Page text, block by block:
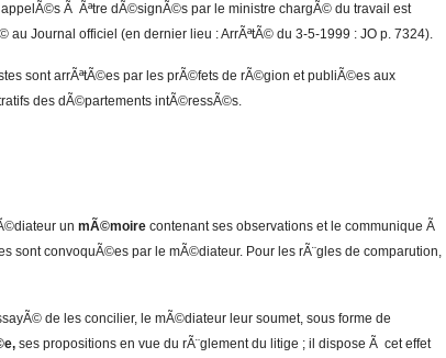
appelÃ©s Ã Ãªtre dÃ©signÃ©s par le ministre chargÃ© du travail est
au Journal officiel (en dernier lieu : ArrÃªtÃ© du 3-5-1999 : JO p. 7324).
sont arrÃªtÃ©es par les prÃ©fets de rÃ©gion et publiÃ©es aux
des dÃ©partements intÃ©ressÃ©s.
un mÃ©moire contenant ses observations et le communique Ã
sont convoquÃ©es par le mÃ©diateur. Pour les rÃ¨gles de comparution,
de les concilier, le mÃ©diateur leur soumet, sous forme de
ses propositions en vue du rÃ¨glement du litige ; il dispose Ã cet effet